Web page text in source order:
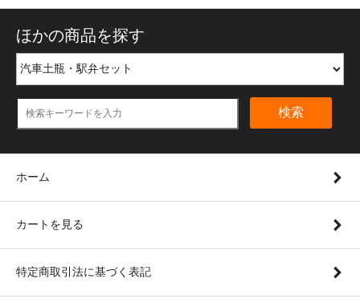
ほかの商品を探す
検索
ホーム
カートを見る
特定商取引法に基づく表記